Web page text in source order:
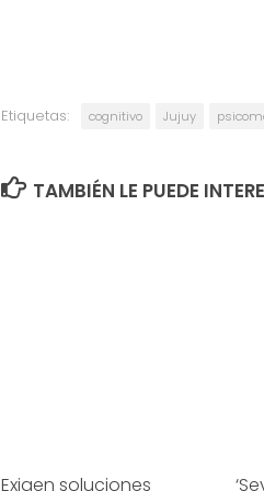
Etiquetas: cognitivo Jujuy
TAMBIÉN LE PUEDE
Exigen soluciones